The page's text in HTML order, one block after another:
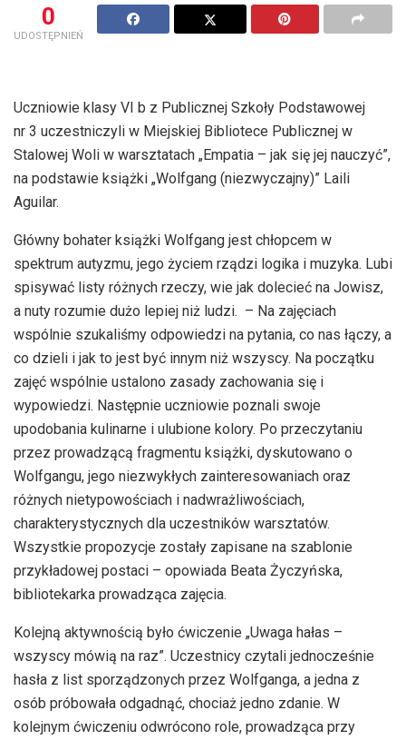
0
UDOSTĘPNIEŃ
Uczniowie klasy VI b z Publicznej Szkoły Podstawowej
nr 3 uczestniczyli w Miejskiej Bibliotece Publicznej w
Stalowej Woli w warsztatach „Empatia – jak się jej nauczyć”,
na podstawie książki „Wolfgang (niezwyczajny)” Laili
Aguilar.
Główny bohater książki Wolfgang jest chłopcem w
spektrum autyzmu, jego życiem rządzi logika i muzyka. Lubi
spisywać listy różnych rzeczy, wie jak dolecieć na Jowisz,
a nuty rozumie dużo lepiej niż ludzi. – Na zajęciach
wspólnie szukaliśmy odpowiedzi na pytania, co nas łączy, a
co dzieli i jak to jest być innym niż wszyscy. Na początku
zajęć wspólnie ustalono zasady zachowania się i
wypowiedzi. Następnie uczniowie poznali swoje
upodobania kulinarne i ulubione kolory. Po przeczytaniu
przez prowadzącą fragmentu książki, dyskutowano o
Wolfgangu, jego niezwykłych zainteresowaniach oraz
różnych nietypowościach i nadwrażliwościach,
charakterystycznych dla uczestników warsztatów.
Wszystkie propozycje zostały zapisane na szablonie
przykładowej postaci – opowiada Beata Życzyńska,
bibliotekarka prowadząca zajęcia.
Kolejną aktywnością było ćwiczenie „Uwaga hałas –
wszyscy mówią na raz”. Uczestnicy czytali jednocześnie
hasła z list sporządzonych przez Wolfganga, a jedna z
osób próbowała odgadnąć, chociaż jedno zdanie. W
kolejnym ćwiczeniu odwrócono role, prowadząca przy